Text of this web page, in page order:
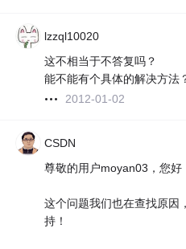
lzzql10020
这不相当于不答复吗？
能不能有个具体的解决方法
2012-01-02
CSDN
尊敬的用户moyan03，您好
这个问题我们也在查找原因
持！